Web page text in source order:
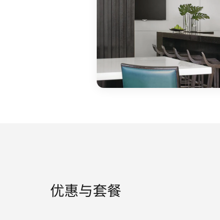
优惠与套餐